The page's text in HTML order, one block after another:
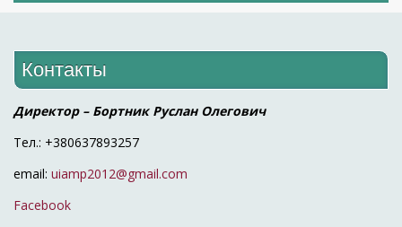
Контакты
Директор – Бортник Руслан Олегович
Тел.: +380637893257
email: uiamp2012@gmail.com
Facebook